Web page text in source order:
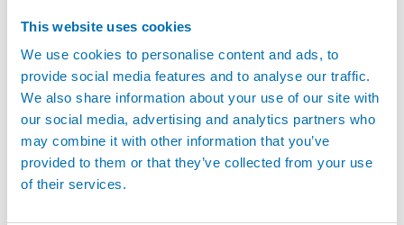
This website uses cookies
We use cookies to personalise content and ads, to
provide social media features and to analyse our traffic.
We also share information about your use of our site with
our social media, advertising and analytics partners who
may combine it with other information that you’ve
provided to them or that they’ve collected from your use
of their services.
Verlängerungen - Tastarme